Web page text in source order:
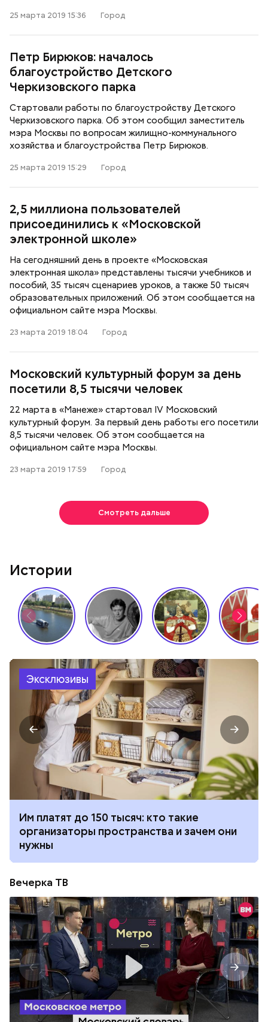
25 марта 2019 15:36 Город
Петр Бирюков: началось
благоустройство Детского
Черкизовского парка
Стартовали работы по благоустройству Детского
Черкизовского парка. Об этом сообщил заместитель
мэра Москвы по вопросам жилищно-коммунального
хозяйства и благоустройства Петр Бирюков.
25 марта 2019 15:29 Город
2,5 миллиона пользователей
присоединились к «Московской
электронной школе»
На сегодняшний день в проекте «Московская
электронная школа» представлены тысячи учебников и
пособий, 35 тысяч сценариев уроков, а также 50 тысяч
образовательных приложений. Об этом сообщается на
официальном сайте мэра Москвы.
23 марта 2019 18:04 Город
Московский культурный форум за день
посетили 8,5 тысячи человек
22 марта в «Манеже» стартовал IV Московский
культурный форум. За первый день работы его посетили
8,5 тысячи человек. Об этом сообщается на
официальном сайте мэра Москвы.
23 марта 2019 17:59 Город
Смотреть дальше
Истории
Эксклюзивы
Им платят до 150 тысяч: кто такие
организаторы пространства и зачем они
нужны
Вечерка ТВ